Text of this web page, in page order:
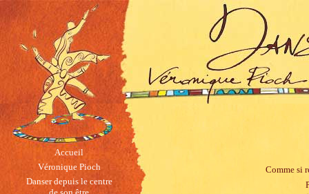
Accueil
Véronique Pioch
Danser depuis le centre
Comme si